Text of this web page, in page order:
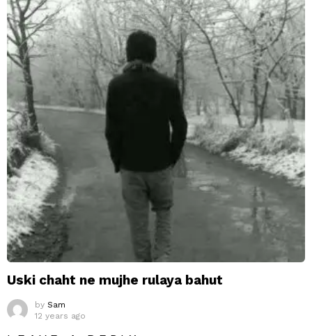
Uski chaht ne mujhe rulaya bahut
by Sam
12 years ago